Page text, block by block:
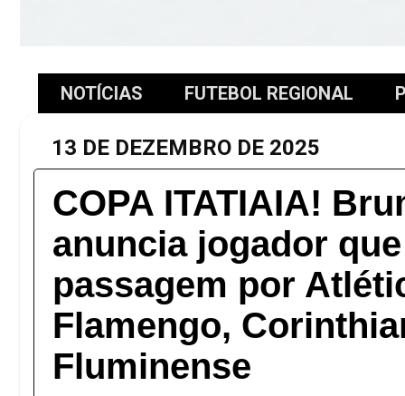
NOTÍCIAS FUTEBOL REGIONAL
13 DE DEZEMBRO DE 2025
COPA ITATIAIA!
anuncia jogador
passagem por
Flamengo,
Fluminense